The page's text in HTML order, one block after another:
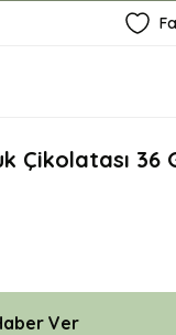
Çikolatası 36
Ver